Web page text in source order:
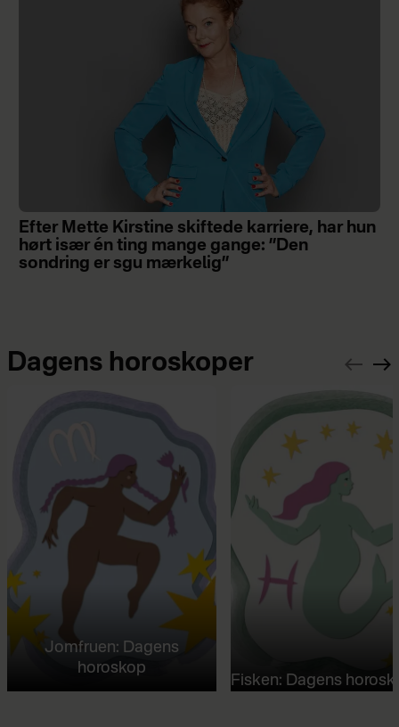
Efter Mette Kirstine skiftede karriere, har hun
hørt især én ting mange gange: ”Den
sondring er sgu mærkelig”
Dagens horoskoper
Jomfruen: Dagens
horoskop
Fisken: Dagens